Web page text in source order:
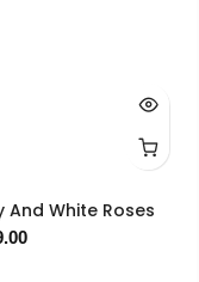
And White Roses